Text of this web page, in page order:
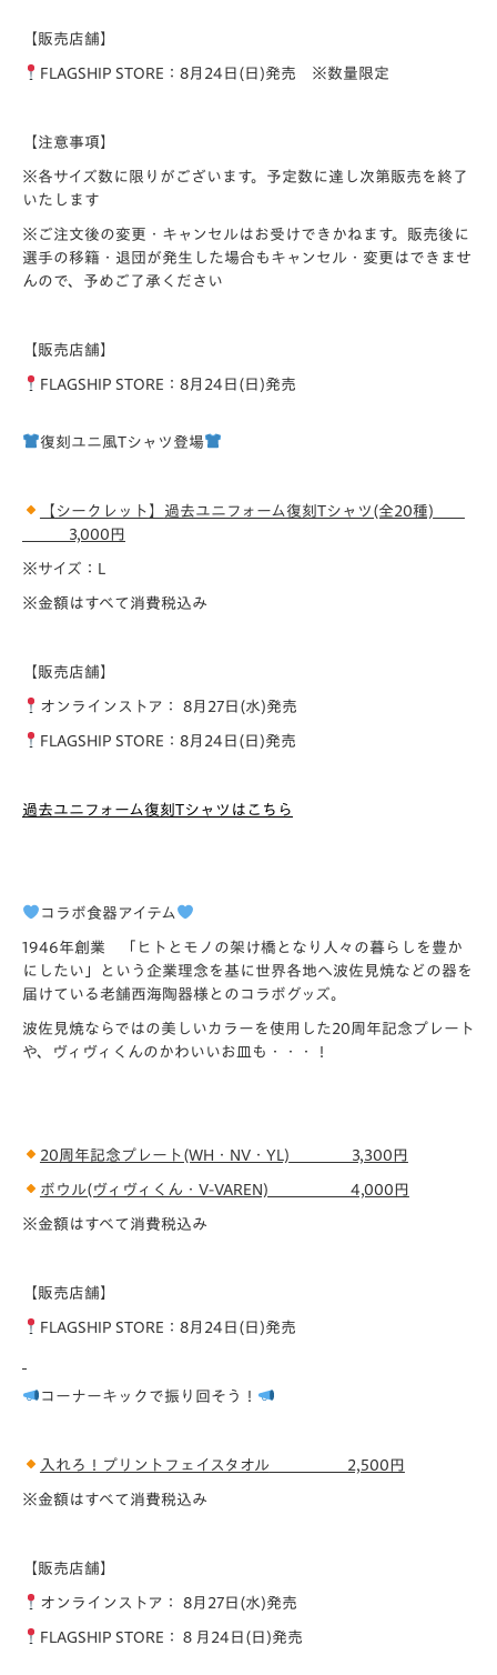
【販売店舗】
FLAGSHIP STORE ：8月24日(日)発売 ※数量限定
【注意事項】
※各サイズ数に限りがございます。予定数に達し次第販売を終了
いたします
※ご注文後の変更・キャンセルはお受けできかねます。販売後に
選手の移籍・退団が発生した場合もキャンセル・変更はできませ
んので、予めご了承ください
【販売店舗】
FLAGSHIP STORE：8月24日(日)発売
復刻ユニ風Tシャツ登場
【 シークレット 】 過去ユニフォーム復刻Tシャツ(全20種)
3,000円
※サイズ：L
※金額はすべて消費税込み
【販売店舗】
オンラインストア： 8月27日(水)発売
FLAGSHIP STORE：8月24日(日)発売
過去ユニフォーム復刻Tシャツはこちら
コラボ食器アイテム
1946年創業 「ヒトとモノの架け橋となり人々の暮らしを豊か
にしたい」という企業理念を基に世界各地へ波佐見焼などの器を
届けている老舗西海陶器様とのコラボグッズ。
波佐見焼ならではの美しいカラーを使用した20周年記念プレート
や、ヴィヴィくんのかわいいお皿も・・・！
20周年記念プレート(WH・NV・YL) 3,300円
ボウル(ヴィヴィくん・V-VAREN) 4,000円
※金額はすべて消費税込み
【販売店舗】
FLAGSHIP STORE：8月24日(日)発売
コーナーキックで振り回そう！
入れろ！プリントフェイスタオル 2,500円
※金額はすべて消費税込み
【販売店舗】
オンラインストア： 8月27日(水)発売
FLAGSHIP STORE：８月24日(日)発売